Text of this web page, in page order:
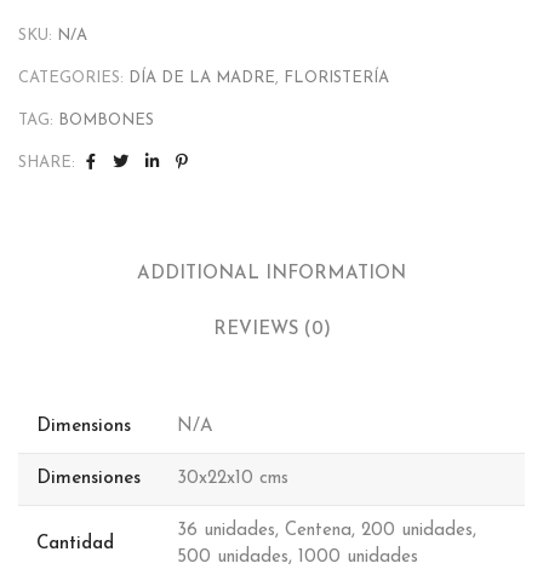
SKU: N/A
CATEGORIES: DÍA DE LA MADRE, FLORISTERÍA
TAG: BOMBONES
SHARE:
ADDITIONAL INFORMATION
REVIEWS (0)
Dimensions N/A
Dimensiones 30x22x10 cms
Cantidad
36 unidades, Centena, 200 unidades,
500 unidades, 1000 unidades